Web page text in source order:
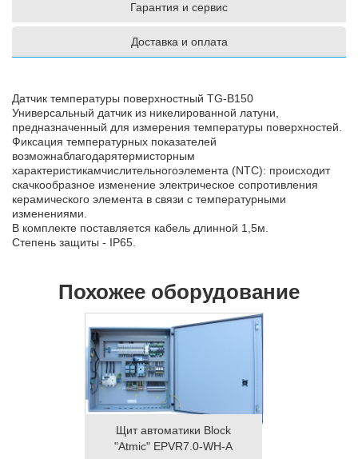
Гарантия и сервис
Доставка и оплата
Датчик температуры поверхностный TG-B150
Универсальный датчик из никелированной латуни,
предназначенный для измерения температуры поверхностей.
Фиксация температурных показателей
возможнаблагодарятермисторным
характеристикамчислительногоэлемента (NTC): происходит
скачкообразное изменение электрическое сопротивления
керамического элемента в связи с температурными
изменениями.
В комплекте поставляется кабель длинной 1,5м.
Степень защиты - IP65.
Похожее оборудование
Щит автоматики Block
"Atmic" EPVR7.0-WH-A